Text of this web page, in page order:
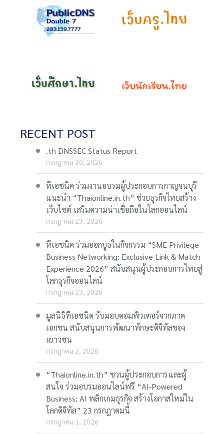
RECENT POST
.th DNSSEC Status Report
กรกฎาคม 30, 2026
ทีเอชนิค ร่วมงานอบรมผู้ประกอบการกาญจนบุรี
แนะนำ “Thaionline.in.th” ช่วยธุรกิจไทยสร้าง
เว็บไซต์ เสริมความน่าเชื่อถือในโลกออนไลน์
กรกฎาคม 23, 2026
ทีเอชนิค ร่วมออกบูธในกิจกรรม “SME Privilege
Business Networking: Exclusive Link & Match
Experience 2026” สนับสนุนผู้ประกอบการไทยสู่
โลกธุรกิจออนไลน์
กรกฎาคม 23, 2026
มูลนิธิทีเอชนิค รับมอบคอมพิวเตอร์จากภาค
เอกชน สนับสนุนการพัฒนาทักษะดิจิทัลของ
เยาวชน
กรกฎาคม 2, 2026
“Thaionline.in.th” ชวนผู้ประกอบการและผู้
สนใจ ร่วมอบรมออนไลน์ฟรี “AI-Powered
Business: AI พลิกเกมธุรกิจ สร้างโอกาสใหม่ใน
โลกดิจิทัล” 23 กรกฎาคมนี้
กรกฎาคม 1, 2026